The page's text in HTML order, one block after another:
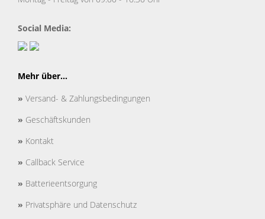
Social Media:
Mehr über...
» Versand- & Zahlungsbedingungen
» Geschäftskunden
» Kontakt
» Callback Service
» Batterieentsorgung
» Privatsphäre und Datenschutz